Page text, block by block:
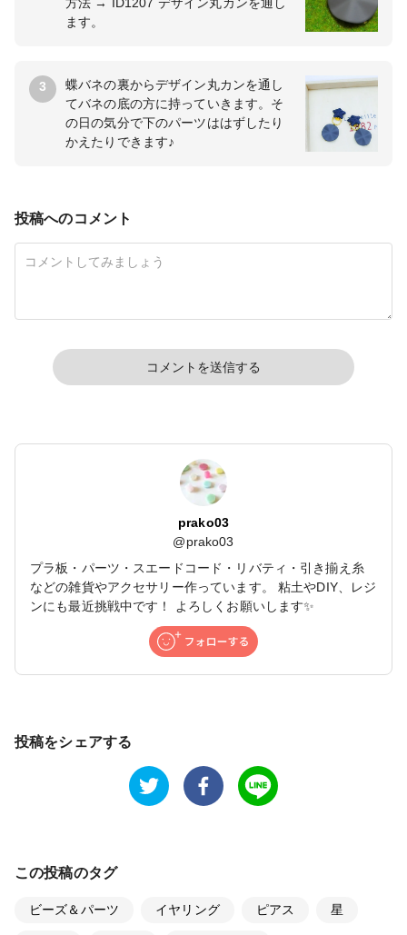
方法 → ID1207 デザイン丸カンを通し
ます。
3
蝶バネの裏からデザイン丸カンを通し
てバネの底の方に持っていきます。そ
の日の気分で下のパーツははずしたり
かえたりできます♪
投稿へのコメント
コメントを送信する
prako03
@prako03
プラ板・パーツ・スエードコード・リバティ・引き揃え糸
などの雑貨やアクセサリー作っています。 粘土やDIY、レジ
ンにも最近挑戦中です！ よろしくお願いします✨
投稿をシェアする
この投稿のタグ
ビーズ＆パーツ イヤリング ピアス 星